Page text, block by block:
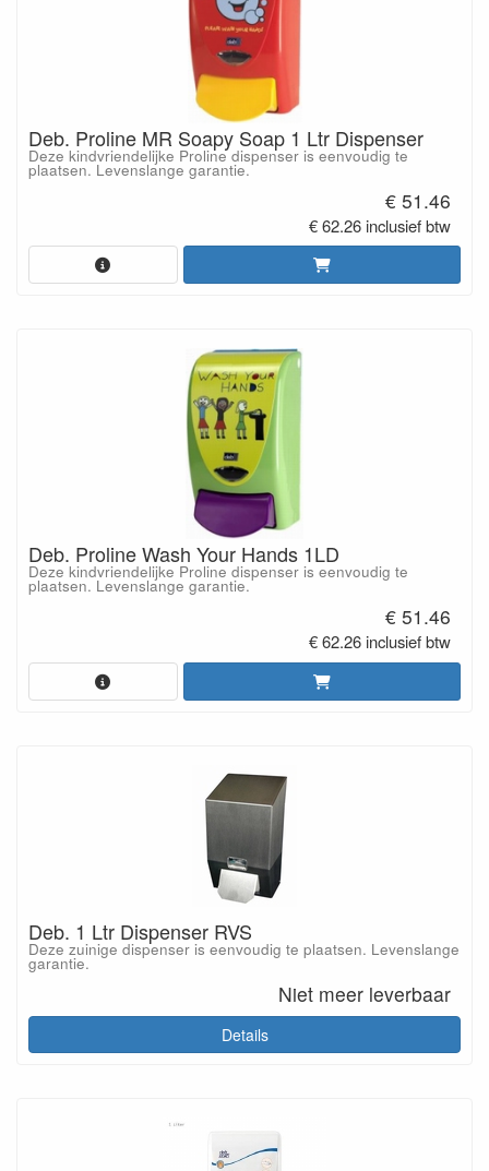
Deb. Proline MR Soapy Soap 1 Ltr Dispenser
Deze kindvriendelijke Proline dispenser is eenvoudig te
plaatsen. Levenslange garantie.
€ 51.46
€ 62.26 inclusief btw
Deb. Proline Wash Your Hands 1LD
Deze kindvriendelijke Proline dispenser is eenvoudig te
plaatsen. Levenslange garantie.
€ 51.46
€ 62.26 inclusief btw
Deb. 1 Ltr Dispenser RVS
Deze zuinige dispenser is eenvoudig te plaatsen. Levenslange
garantie.
Niet meer leverbaar
Details